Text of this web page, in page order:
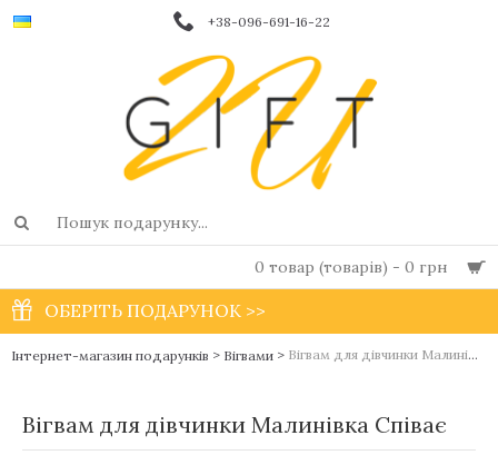
+38-096-691-16-22
0 товар (товарів) - 0 грн
ОБЕРІТЬ ПОДАРУНОК >>
Інтернет-магазин подарунків > Вігвами > Вігвам для дівчинки Малинівка Співає
Вігвам для дівчинки Малинівка Співає